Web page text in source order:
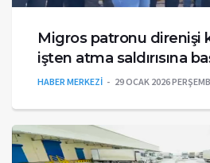
Migros patronu direnişi
işten atma saldırısına
HABER MERKEZİ 29 OCAK 2026